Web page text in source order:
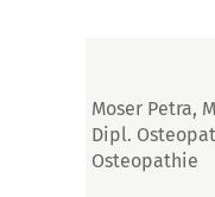
Moser Petra,
Dipl.
Osteopathie